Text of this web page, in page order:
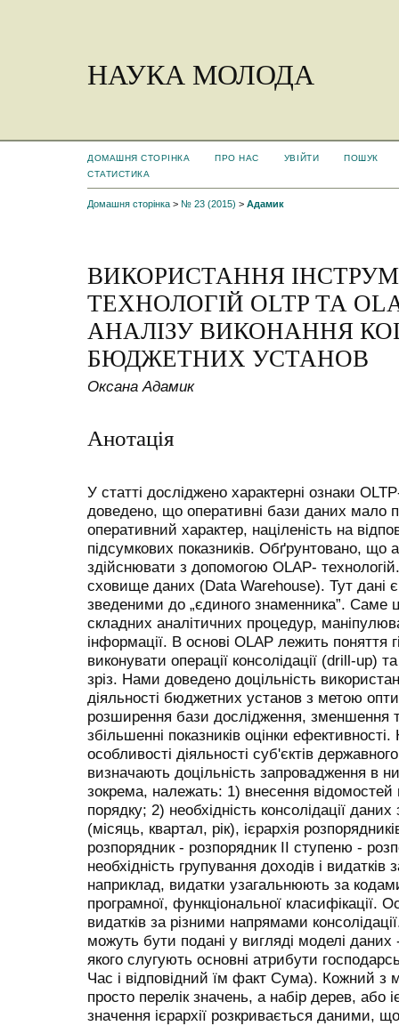
НАУКА МОЛОДА
ДОМАШНЯ СТОРІНКА ПРО НАС УВІЙТИ
ПОШУК
СТАТИСТИКА
Домашня сторінка > № 23 (2015) > Адамик
ВИКОРИСТАННЯ
ТЕХНОЛОГІЙ OLTP ТА
АНАЛІЗУ ВИКОНАННЯ
БЮДЖЕТНИХ УСТАНОВ
Оксана Адамик
Анотація
У статті досліджено характерні ознаки
доведено, що оперативні бази даних мало
оперативний характер, націленість на
підсумкових показників. Обґрунтовано, що
здійснювати з допомогою OLAP-
сховище даних (Data Warehouse). Тут дані
зведеними до „єдиного знаменника”. Саме
складних аналітичних процедур,
інформації. В основі OLAP лежить
виконувати операції консолідації (drill-up)
зріз. Нами доведено доцільність
діяльності бюджетних установ з метою
розширення бази дослідження, зменшення
збільшенні показників оцінки
особливості діяльності суб'єктів
визначають доцільність запровадження в
зокрема, належать: 1) внесення відомостей
порядку; 2) необхідність консолідації
(місяць, квартал, рік), ієрархія
розпорядник - розпорядник ІІ ступеню -
необхідність групування доходів і
наприклад, видатки узагальнюють за
програмної, функціональної класифікації.
видатків за різними напрямами
можуть бути подані у вигляді моделі
якого слугують основні атрибути
Час і відповідний їм факт Сума). Кожний з
просто перелік значень, а набір дерев, або
значення ієрархії розкривається даними,